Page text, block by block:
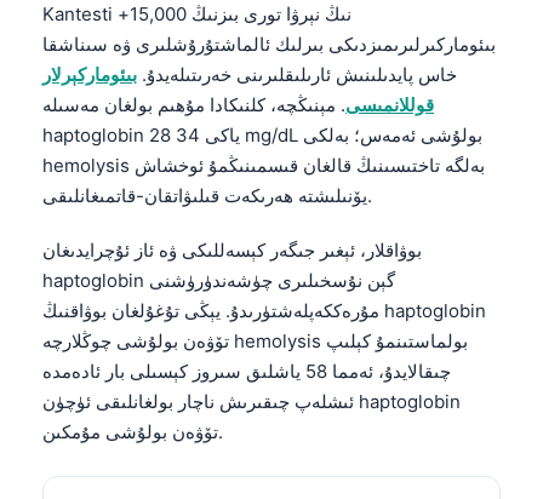
Kantesti نىڭ نېرۋا تورى بىزنىڭ 15,000+
بىئوماركىرلىرىمىزدىكى بىرلىك ئالماشتۇرۇشلىرى ۋە سىناشقا
خاس پايدىلىنىش ئارىلىقلىرىنى خەرىتىلەيدۇ. بىئوماركېرلار
قوللانمىسى. مېنىڭچە، كلنىكادا مۇھىم بولغان مەسىلە
haptoglobin 28 ياكى 34 mg/dL بولۇشى ئەمەس؛ بەلكى
hemolysis بەلگە تاختىسىنىڭ قالغان قىسمىنىڭمۇ ئوخشاش
يۆنىلىشتە ھەرىكەت قىلىۋاتقان-قاتمىغانلىقى.
بوۋاقلار، ئېغىر جىگەر كېسەللىكى ۋە ئاز ئۇچرايدىغان
haptoglobin گېن نۇسخىلىرى چۈشەندۈرۈشنى
مۇرەككەپلەشتۈرىدۇ. يېڭى تۇغۇلغان بوۋاقنىڭ haptoglobin
تۆۋەن بولۇشى چوڭلارچە hemolysis بولماستىنمۇ كېلىپ
چىقالايدۇ، ئەمما 58 ياشلىق سىروز كېسىلى بار ئادەمدە
ئىشلەپ چىقىرىش ناچار بولغانلىقى ئۈچۈن haptoglobin
تۆۋەن بولۇشى مۇمكىن.